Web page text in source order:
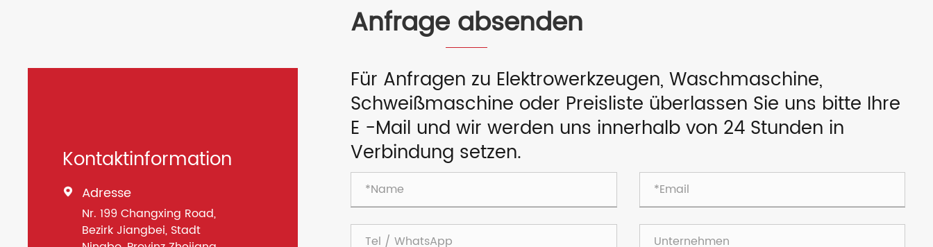
Anfrage absenden
Kontaktinformation
 Adresse
Nr. 199 Changxing Road,
Bezirk Jiangbei, Stadt
Für Anfragen zu Elektrowerkzeugen, Waschmaschine,
Schweißmaschine oder Preisliste überlassen Sie uns bitte Ihre
E -Mail und wir werden uns innerhalb von 24 Stunden in
Verbindung setzen.